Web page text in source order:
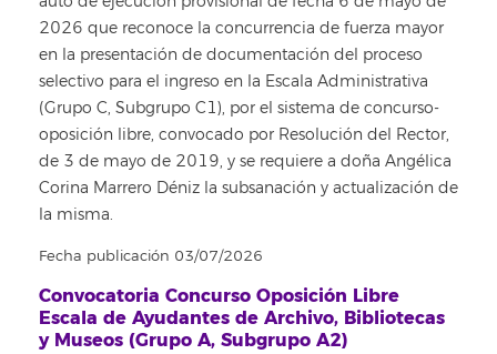
2026 que reconoce la concurrencia de fuerza mayor
en la presentación de documentación del proceso
selectivo para el ingreso en la Escala Administrativa
(Grupo C, Subgrupo C1), por el sistema de concurso-
oposición libre, convocado por Resolución del Rector,
de 3 de mayo de 2019, y se requiere a doña Angélica
Corina Marrero Déniz la subsanación y actualización de
la misma.
Fecha publicación 03/07/2026
Convocatoria Concurso Oposición Libre
Escala de Ayudantes de Archivo, Bibliotecas
y Museos (Grupo A, Subgrupo A2)